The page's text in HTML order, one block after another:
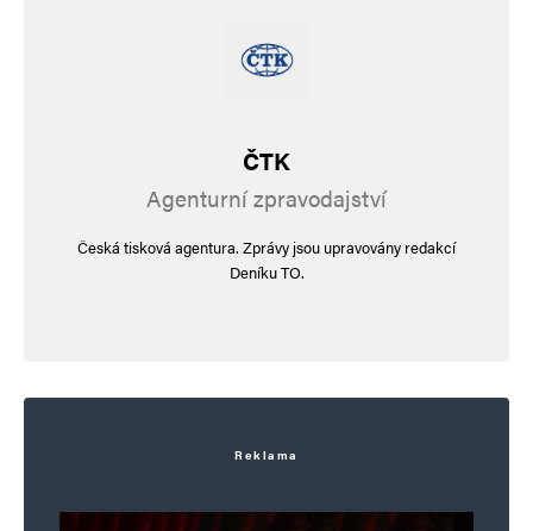
ČTK
Agenturní zpravodajství
Česká tisková agentura. Zprávy jsou upravovány redakcí
Deníku TO.
Reklama